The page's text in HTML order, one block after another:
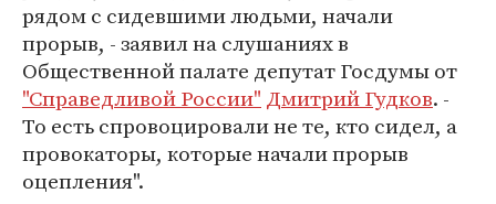
рядом с сидевшими людьми, начали
прорыв, - заявил на слушаниях в
Общественной палате депутат Госдумы от
"Справедливой России" Дмитрий Гудков. -
То есть спровоцировали не те, кто сидел, а
провокаторы, которые начали прорыв
оцепления".